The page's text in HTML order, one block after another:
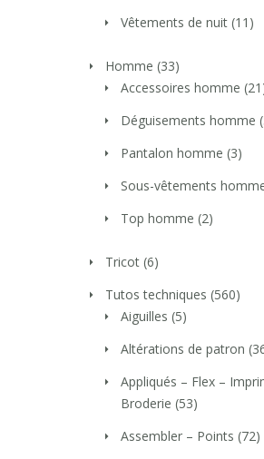
Vêtements de nuit (11)
Homme (33)
Accessoires homme
Déguisements homme
Pantalon homme (3)
Sous-vêtements
Top homme (2)
Tricot (6)
Tutos techniques (560)
Aiguilles (5)
Altérations de patron
Appliqués – Flex –
Broderie (53)
Assembler – Points (72)